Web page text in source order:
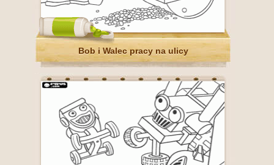
Bob i Walec pracy na ulicy